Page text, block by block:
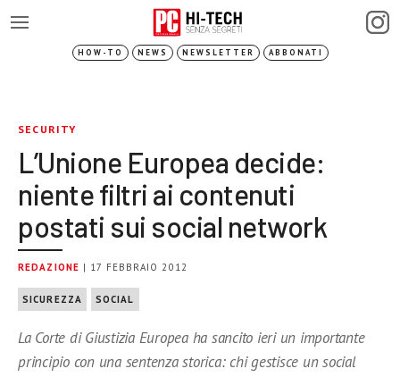
HOW-TO NEWS NEWSLETTER ABBONATI
SECURITY
L’Unione Europea decide:
niente filtri ai contenuti
postati sui social network
REDAZIONE | 17 FEBBRAIO 2012
SICUREZZA SOCIAL
La Corte di Giustizia Europea ha sancito ieri un importante
principio con una sentenza storica: chi gestisce un social